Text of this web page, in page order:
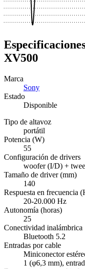
XV500
Marca
Sony
Estado
Disponible
Tipo de altavoz
portátil
Potencia (W)
55
Configuración de drivers
woofer (I/D) +
Tamaño de driver (mm)
140
Respuesta en frecuencia
20-20.000 Hz
Autonomía (horas)
25
Conectividad inalámbrica
Bluetooth 5.2
Entradas por cable
Miniconector
1 (φ6,3 mm),